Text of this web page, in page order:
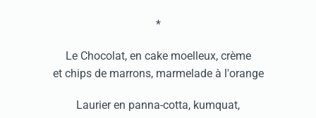
*
Le Chocolat, en cake moelleux, crème
et chips de marrons, marmelade à l'orange
Laurier en panna-cotta, kumquat,